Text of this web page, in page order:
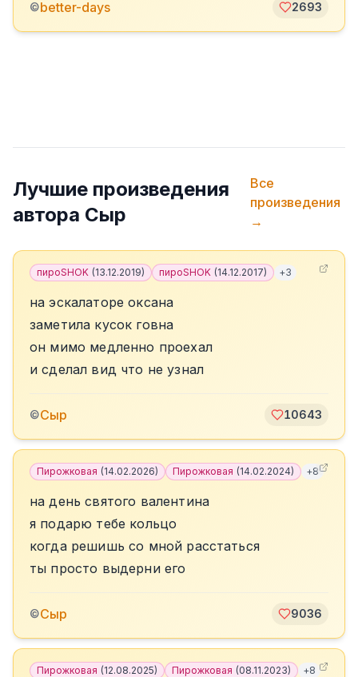
©better-days 2693
Лучшие произведения
автора Сыр
Все
произведения
→
пироSHOK (13.12.2019) пироSHOK (14.12.2017) +3
на эскалаторе оксана
заметила кусок говна
он мимо медленно проехал
и сделал вид что не узнал
©Сыр 10643
Пирожковая (14.02.2026) Пирожковая (14.02.2024) +8
на день святого валентина
я подарю тебе кольцо
когда решишь со мной расстаться
ты просто выдерни его
©Сыр 9036
Пирожковая (12.08.2025) Пирожковая (08.11.2023) +8